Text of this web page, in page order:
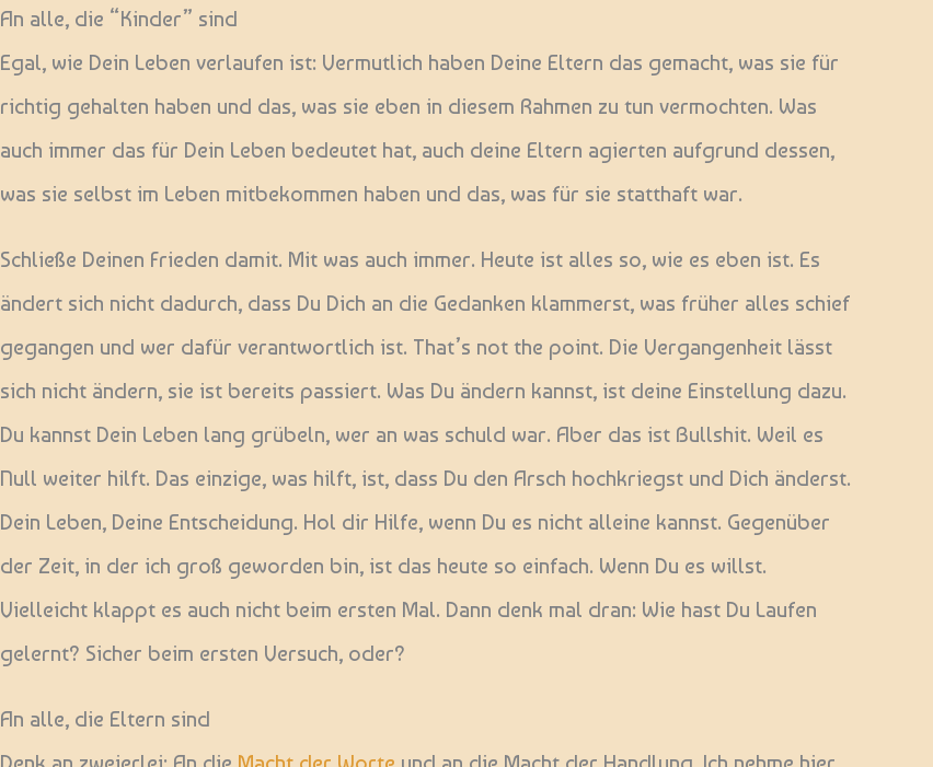
An alle, die “Kinder” sind
Egal, wie Dein Leben verlaufen ist: Vermutlich haben Deine Eltern das gemacht, was sie für
richtig gehalten haben und das, was sie eben in diesem Rahmen zu tun vermochten. Was
auch immer das für Dein Leben bedeutet hat, auch deine Eltern agierten aufgrund dessen,
was sie selbst im Leben mitbekommen haben und das, was für sie statthaft war.
Schließe Deinen Frieden damit. Mit was auch immer. Heute ist alles so, wie es eben ist. Es
ändert sich nicht dadurch, dass Du Dich an die Gedanken klammerst, was früher alles schief
gegangen und wer dafür verantwortlich ist. That’s not the point. Die Vergangenheit lässt
sich nicht ändern, sie ist bereits passiert. Was Du ändern kannst, ist deine Einstellung dazu.
Du kannst Dein Leben lang grübeln, wer an was schuld war. Aber das ist Bullshit. Weil es
Null weiter hilft. Das einzige, was hilft, ist, dass Du den Arsch hochkriegst und Dich änderst.
Dein Leben, Deine Entscheidung. Hol dir Hilfe, wenn Du es nicht alleine kannst. Gegenüber
der Zeit, in der ich groß geworden bin, ist das heute so einfach. Wenn Du es willst.
Vielleicht klappt es auch nicht beim ersten Mal. Dann denk mal dran: Wie hast Du Laufen
gelernt? Sicher beim ersten Versuch, oder?
An alle, die Eltern sind